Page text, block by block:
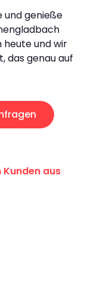
und genieße
heute und wir
das genau auf
aus